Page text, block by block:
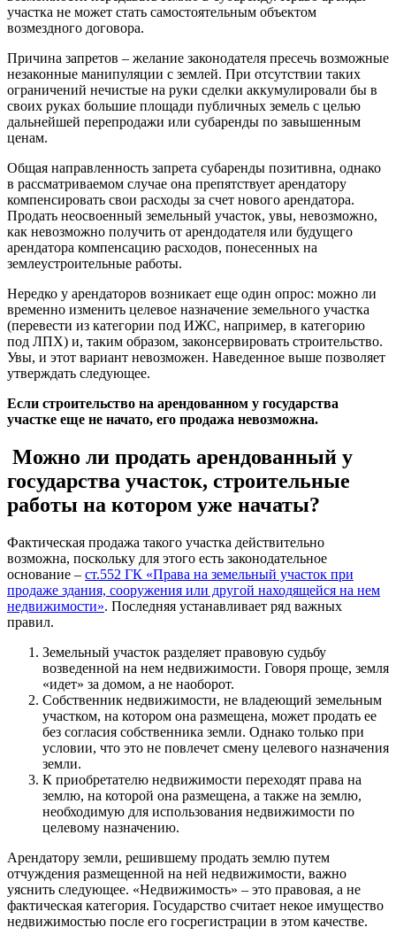
участка не может стать самостоятельным объектом
возмездного договора.
Причина запретов – желание законодателя пресечь возможные
незаконные манипуляции с землей. При отсутствии таких
ограничений нечистые на руки сделки аккумулировали бы в
своих руках большие площади публичных земель с целью
дальнейшей перепродажи или субаренды по завышенным
ценам.
Общая направленность запрета субаренды позитивна, однако
в рассматриваемом случае она препятствует арендатору
компенсировать свои расходы за счет нового арендатора.
Продать неосвоенный земельный участок, увы, невозможно,
как невозможно получить от арендодателя или будущего
арендатора компенсацию расходов, понесенных на
землеустроительные работы.
Нередко у арендаторов возникает еще один опрос: можно ли
временно изменить целевое назначение земельного участка
(перевести из категории под ИЖС, например, в категорию
под ЛПХ) и, таким образом, законсервировать строительство.
Увы, и этот вариант невозможен. Наведенное выше позволяет
утверждать следующее.
Если строительство на арендованном у государства
участке еще не начато, его продажа невозможна.
Можно ли продать арендованный у
государства участок, строительные
работы на котором уже начаты?
Фактическая продажа такого участка действительно
возможна, поскольку для этого есть законодательное
основание – ст.552 ГК «Права на земельный участок при
продаже здания, сооружения или другой находящейся на нем
недвижимости». Последняя устанавливает ряд важных
правил.
Земельный участок разделяет правовую судьбу
возведенной на нем недвижимости. Говоря проще, земля
«идет» за домом, а не наоборот.
Собственник недвижимости, не владеющий земельным
участком, на котором она размещена, может продать ее
без согласия собственника земли. Однако только при
условии, что это не повлечет смену целевого назначения
земли.
К приобретателю недвижимости переходят права на
землю, на которой она размещена, а также на землю,
необходимую для использования недвижимости по
целевому назначению.
Арендатору земли, решившему продать землю путем
отчуждения размещенной на ней недвижимости, важно
уяснить следующее. «Недвижимость» – это правовая, а не
фактическая категория. Государство считает некое имущество
недвижимостью после его госрегистрации в этом качестве.